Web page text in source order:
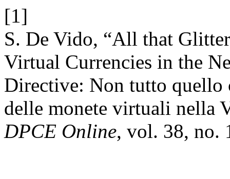
[1]
S. De Vido, “All that
Virtual Currencies in the
Directive: Non tutto quello
delle monete virtuali nella
DPCE Online, vol. 38, no.